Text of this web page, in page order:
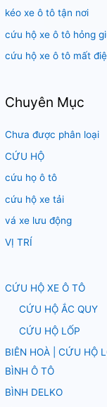
:kéo xe ô tô tận nơi
cứu hộ xe ô tô hỏng
cứu hộ xe ô tô mất
Chuyên Mục
Chưa được phân loại
CỨU HỘ
cứu họ ô tô
cứu hộ xe tải
vá xe lưu động
VỊ TRÍ
CỨU HỘ XE Ô TÔ
CỨU HỘ ẮC QUY
CỨU HỘ LỐP
BIÊN HOÀ | CỨU HỘ
BÌNH Ô TÔ
BÌNH DELKO